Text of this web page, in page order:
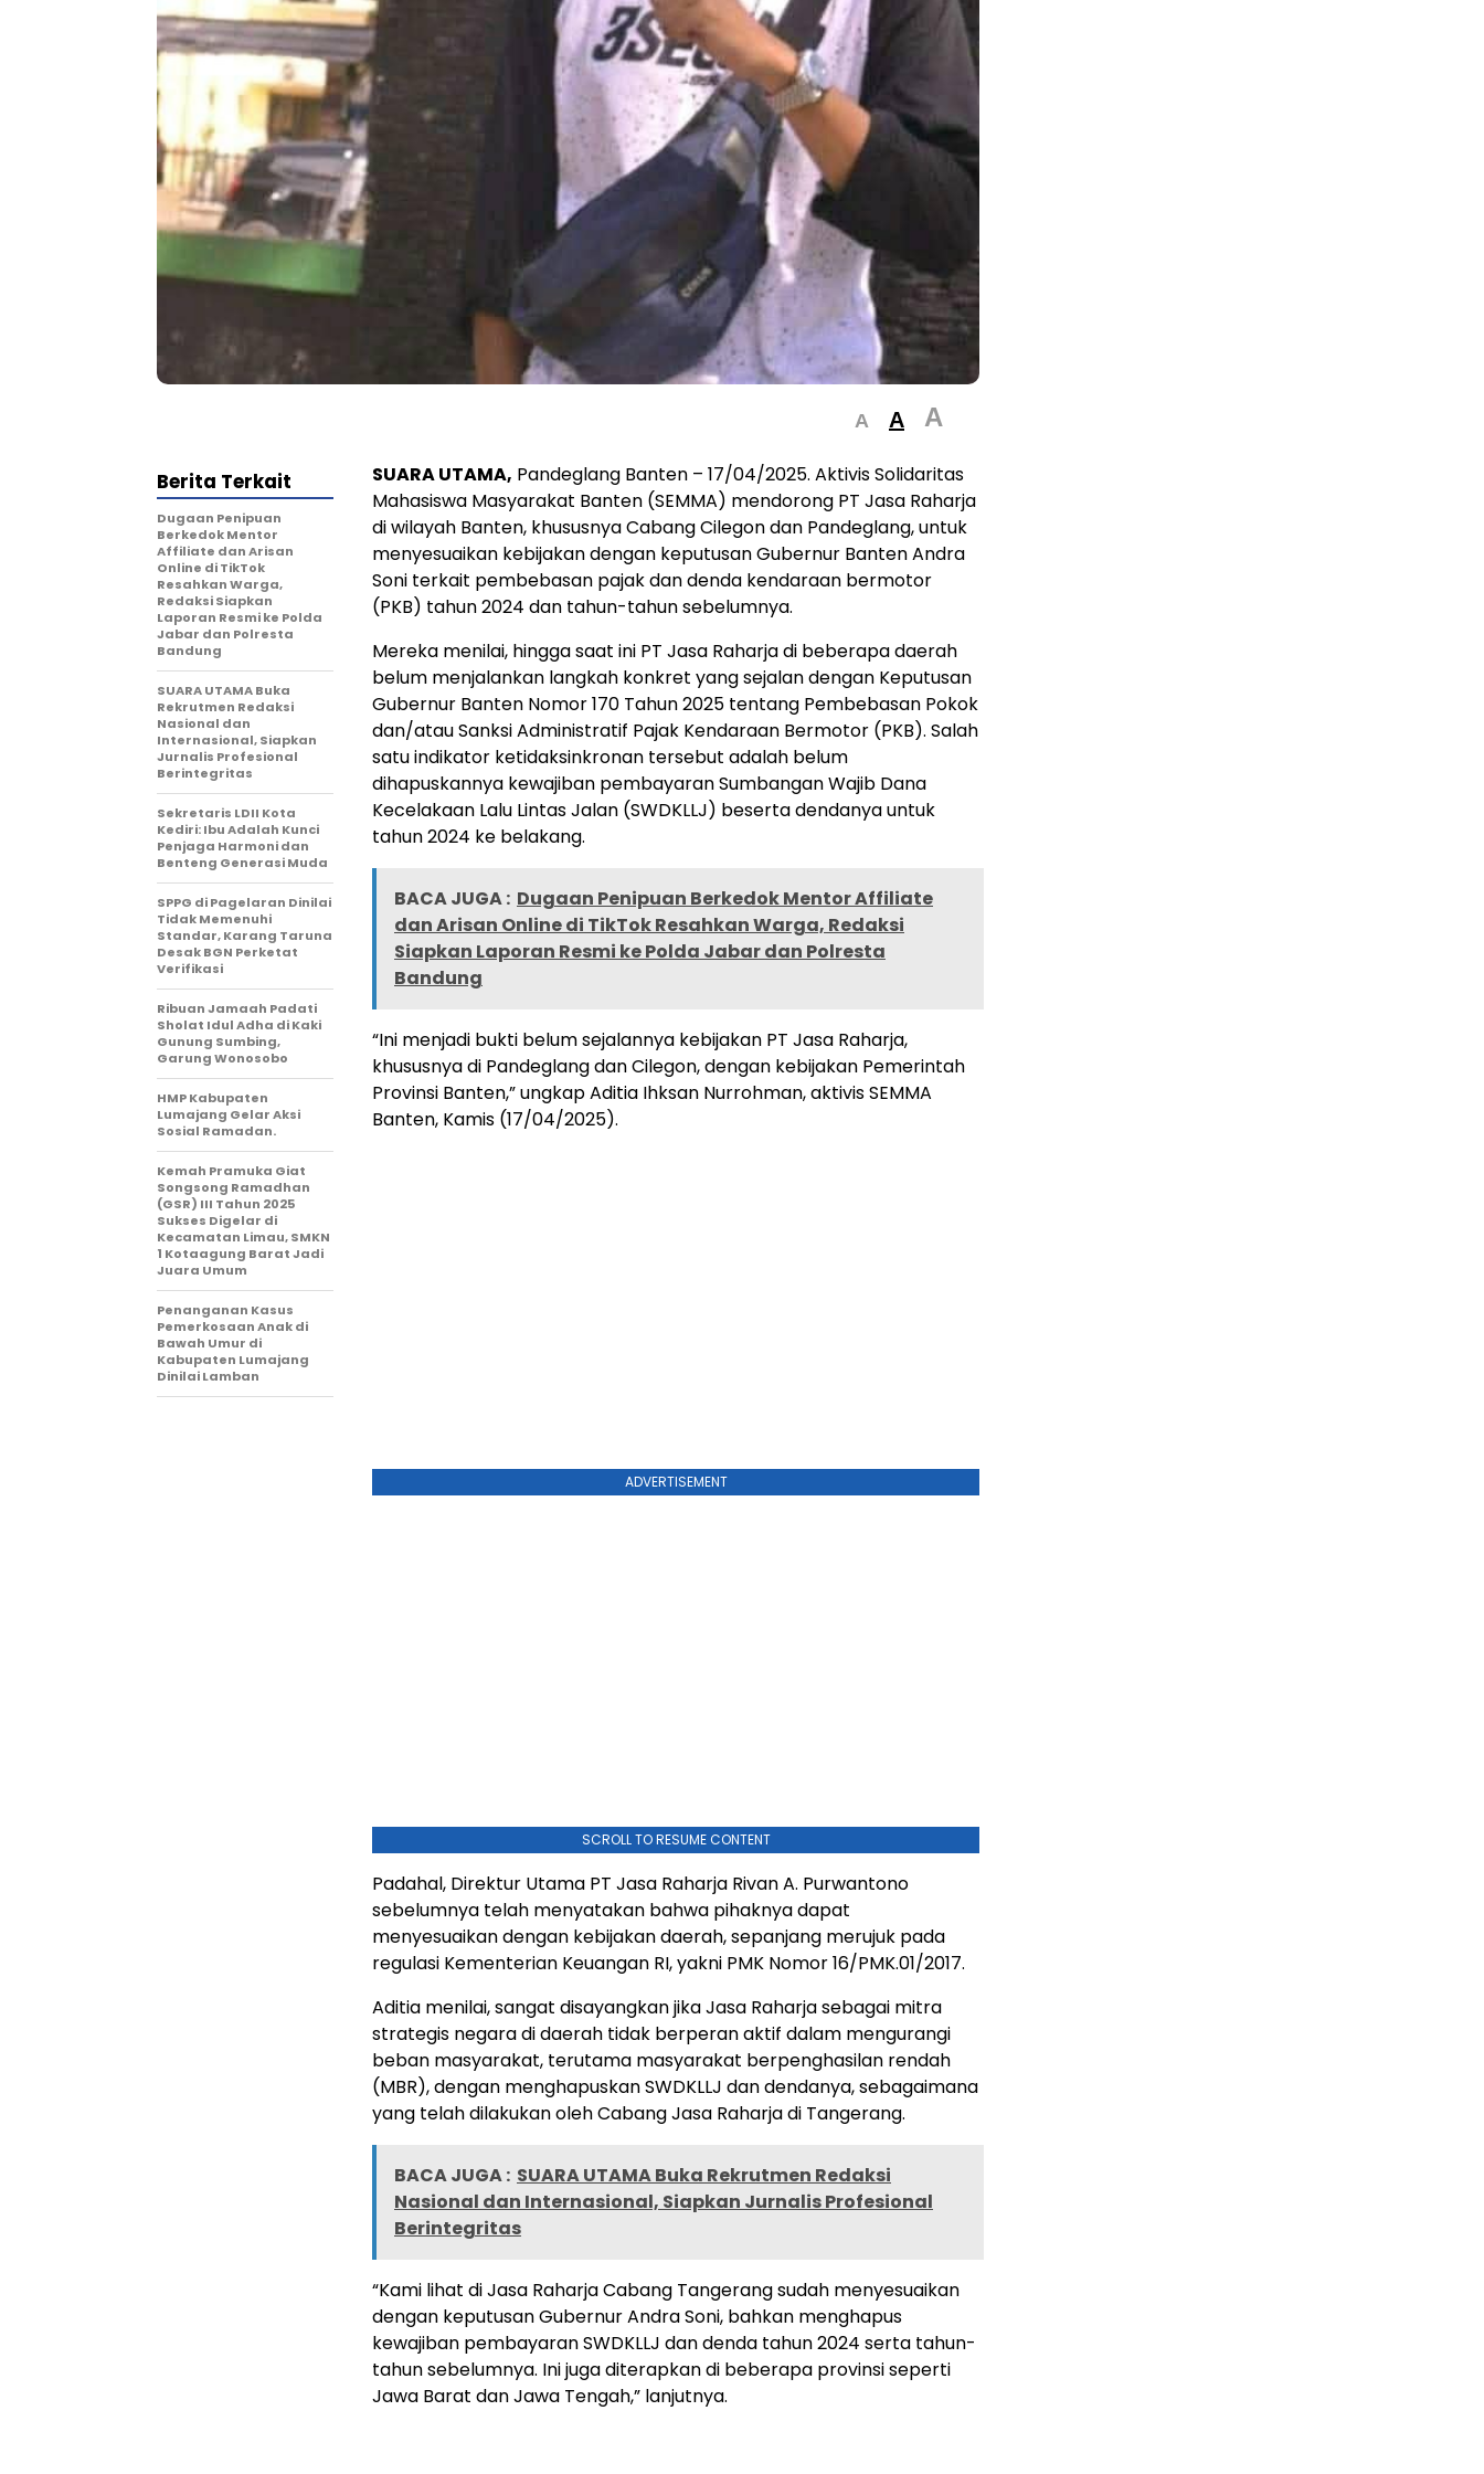
A A A
SUARA UTAMA, Pandeglang Banten – 17/04/2025. Aktivis Solidaritas
Mahasiswa Masyarakat Banten (SEMMA) mendorong PT Jasa Raharja
di wilayah Banten, khususnya Cabang Cilegon dan Pandeglang, untuk
menyesuaikan kebijakan dengan keputusan Gubernur Banten Andra
Soni terkait pembebasan pajak dan denda kendaraan bermotor
(PKB) tahun 2024 dan tahun-tahun sebelumnya.
Mereka menilai, hingga saat ini PT Jasa Raharja di beberapa daerah
belum menjalankan langkah konkret yang sejalan dengan Keputusan
Gubernur Banten Nomor 170 Tahun 2025 tentang Pembebasan Pokok
dan/atau Sanksi Administratif Pajak Kendaraan Bermotor (PKB). Salah
satu indikator ketidaksinkronan tersebut adalah belum
dihapuskannya kewajiban pembayaran Sumbangan Wajib Dana
Kecelakaan Lalu Lintas Jalan (SWDKLLJ) beserta dendanya untuk
tahun 2024 ke belakang.
BACA JUGA : Dugaan Penipuan Berkedok Mentor Affiliate
dan Arisan Online di TikTok Resahkan Warga, Redaksi
Siapkan Laporan Resmi ke Polda Jabar dan Polresta
Bandung
“Ini menjadi bukti belum sejalannya kebijakan PT Jasa Raharja,
khususnya di Pandeglang dan Cilegon, dengan kebijakan Pemerintah
Provinsi Banten,” ungkap Aditia Ihksan Nurrohman, aktivis SEMMA
Banten, Kamis (17/04/2025).
ADVERTISEMENT
SCROLL TO RESUME CONTENT
Padahal, Direktur Utama PT Jasa Raharja Rivan A. Purwantono
sebelumnya telah menyatakan bahwa pihaknya dapat
menyesuaikan dengan kebijakan daerah, sepanjang merujuk pada
regulasi Kementerian Keuangan RI, yakni PMK Nomor 16/PMK.01/2017.
Aditia menilai, sangat disayangkan jika Jasa Raharja sebagai mitra
strategis negara di daerah tidak berperan aktif dalam mengurangi
beban masyarakat, terutama masyarakat berpenghasilan rendah
(MBR), dengan menghapuskan SWDKLLJ dan dendanya, sebagaimana
yang telah dilakukan oleh Cabang Jasa Raharja di Tangerang.
BACA JUGA : SUARA UTAMA Buka Rekrutmen Redaksi
Nasional dan Internasional, Siapkan Jurnalis Profesional
Berintegritas
“Kami lihat di Jasa Raharja Cabang Tangerang sudah menyesuaikan
dengan keputusan Gubernur Andra Soni, bahkan menghapus
kewajiban pembayaran SWDKLLJ dan denda tahun 2024 serta tahun-
tahun sebelumnya. Ini juga diterapkan di beberapa provinsi seperti
Jawa Barat dan Jawa Tengah,” lanjutnya.
Berita Terkait
Dugaan Penipuan
Berkedok Mentor
Affiliate dan Arisan
Online di TikTok
Resahkan Warga,
Redaksi Siapkan
Laporan Resmi ke Polda
Jabar dan Polresta
Bandung
SUARA UTAMA Buka
Rekrutmen Redaksi
Nasional dan
Internasional, Siapkan
Jurnalis Profesional
Berintegritas
Sekretaris LDII Kota
Kediri: Ibu Adalah Kunci
Penjaga Harmoni dan
Benteng Generasi Muda
SPPG di Pagelaran Dinilai
Tidak Memenuhi
Standar, Karang Taruna
Desak BGN Perketat
Verifikasi
Ribuan Jamaah Padati
Sholat Idul Adha di Kaki
Gunung Sumbing,
Garung Wonosobo
HMP Kabupaten
Lumajang Gelar Aksi
Sosial Ramadan.
Kemah Pramuka Giat
Songsong Ramadhan
(GSR) III Tahun 2025
Sukses Digelar di
Kecamatan Limau, SMKN
1 Kotaagung Barat Jadi
Juara Umum
Penanganan Kasus
Pemerkosaan Anak di
Bawah Umur di
Kabupaten Lumajang
Dinilai Lamban